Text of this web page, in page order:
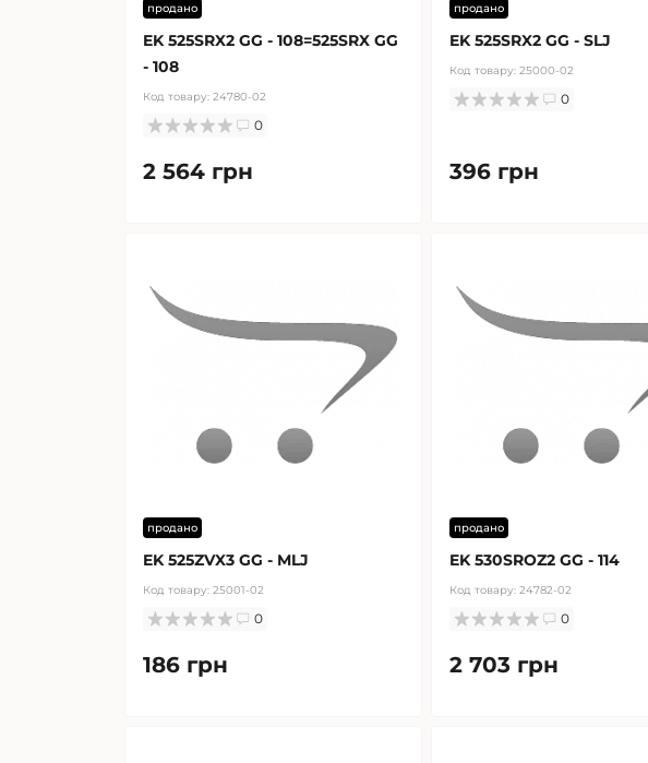
продано
EK 525SRX2 GG - 108=525SRX GG
- 108
Код товару: 24780-02
0
2 564 грн
продано
EK 525SRX2 GG - SLJ
Код товару: 25000-02
0
396 грн
продано
EK 525ZVX3 GG - MLJ
Код товару: 25001-02
0
186 грн
продано
EK 530SROZ2 GG - 114
Код товару: 24782-02
0
2 703 грн